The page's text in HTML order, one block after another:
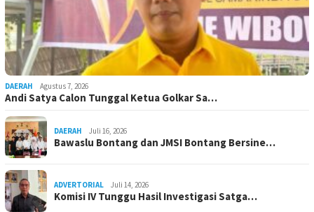
DAERAH Agustus 7, 2026
Andi Satya Calon Tunggal Ketua Golkar Sa…
DAERAH Juli 16, 2026
Bawaslu Bontang dan JMSI Bontang Bersine…
ADVERTORIAL Juli 14, 2026
Komisi IV Tunggu Hasil Investigasi Satga…